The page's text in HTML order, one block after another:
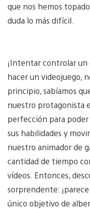
que nos hemos
duda lo más difícil.
¡Intentar controlar un
hacer un videojuego,
principio, sabíamos
nuestro protagonista
perfección para
sus habilidades y
nuestro animador de
cantidad de tiempo
vídeos. Entonces,
sorprendente:
único objetivo de